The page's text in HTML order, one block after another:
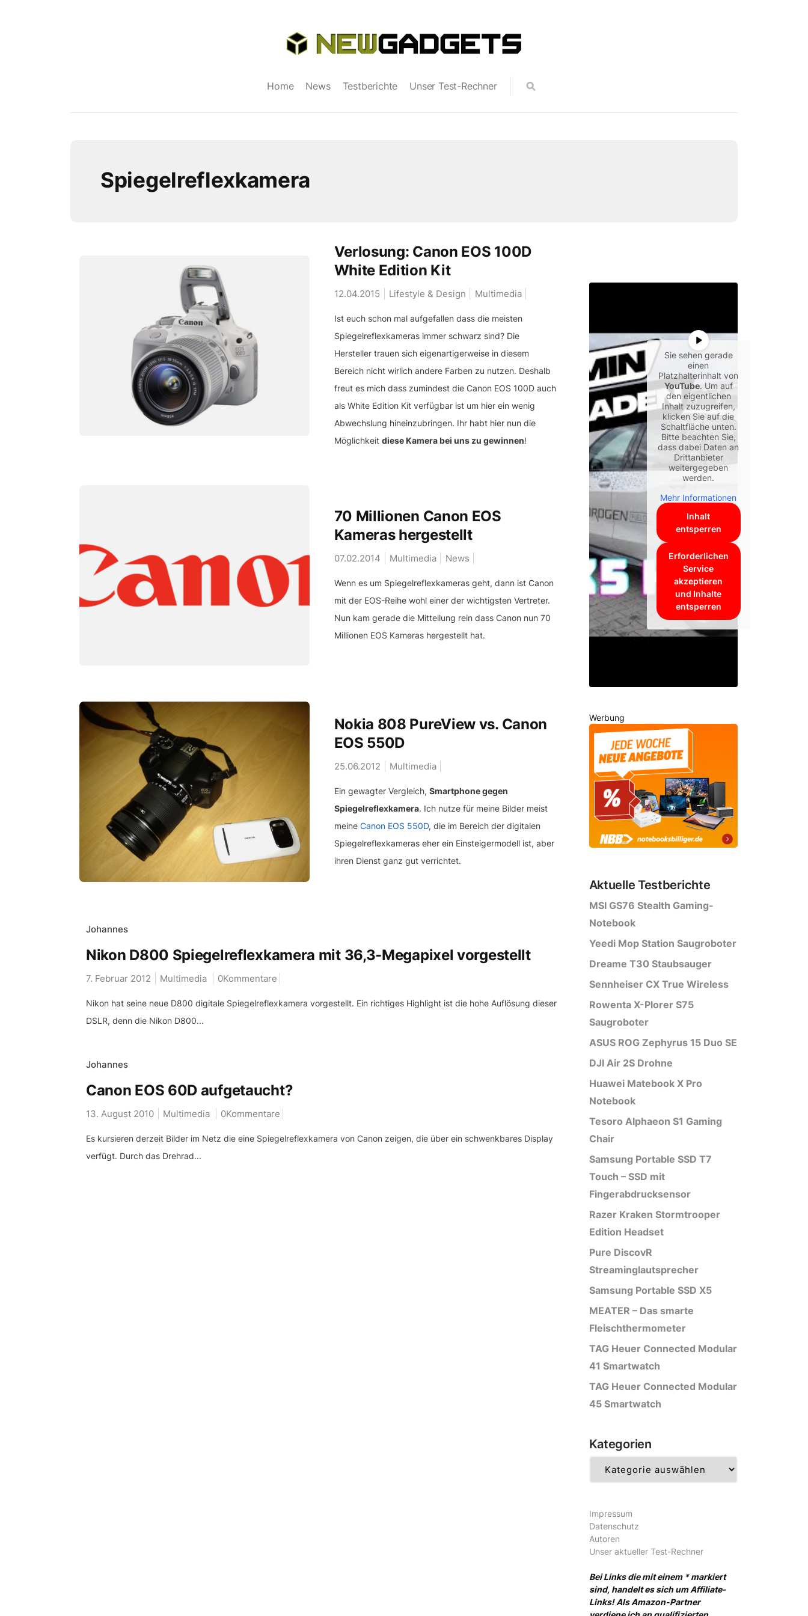
Home News Testberichte Unser Test-Rechner
Spiegelreflexkamera
Verlosung: Canon EOS 100D
White Edition Kit
12.04.2015 Lifestyle & Design Multimedia
Ist euch schon mal aufgefallen dass die meisten
Spiegelreflexkameras immer schwarz sind? Die
Hersteller trauen sich eigenartigerweise in diesem
Bereich nicht wirlich andere Farben zu nutzen. Deshalb
freut es mich dass zumindest die Canon EOS 100D auch
als White Edition Kit verfügbar ist um hier ein wenig
Abwechslung hineinzubringen. Ihr habt hier nun die
Möglichkeit diese Kamera bei uns zu gewinnen!
70 Millionen Canon EOS
Kameras hergestellt
07.02.2014 Multimedia News
Wenn es um Spiegelreflexkameras geht, dann ist Canon
mit der EOS-Reihe wohl einer der wichtigsten Vertreter.
Nun kam gerade die Mitteilung rein dass Canon nun 70
Millionen EOS Kameras hergestellt hat.
Nokia 808 PureView vs. Canon
EOS 550D
25.06.2012 Multimedia
Ein gewagter Vergleich, Smartphone gegen
Spiegelreflexkamera. Ich nutze für meine Bilder meist
meine Canon EOS 550D, die im Bereich der digitalen
Spiegelreflexkameras eher ein Einsteigermodell ist, aber
ihren Dienst ganz gut verrichtet.
Johannes
Nikon D800 Spiegelreflexkamera mit 36,3-Megapixel vorgestellt
7. Februar 2012 Multimedia 0Kommentare
Nikon hat seine neue D800 digitale Spiegelreflexkamera vorgestellt. Ein richtiges Highlight ist die hohe Auflösung dieser
DSLR, denn die Nikon D800...
Johannes
Canon EOS 60D aufgetaucht?
13. August 2010 Multimedia 0Kommentare
Es kursieren derzeit Bilder im Netz die eine Spiegelreflexkamera von Canon zeigen, die über ein schwenkbares Display
verfügt. Durch das Drehrad...
Sie sehen gerade
einen
Platzhalterinhalt von
YouTube. Um auf
den eigentlichen
Inhalt zuzugreifen,
klicken Sie auf die
Schaltfläche unten.
Bitte beachten Sie,
dass dabei Daten an
Drittanbieter
weitergegeben
werden.
Mehr Informationen
Inhalt
entsperren
Erforderlichen
Service
akzeptieren
und Inhalte
entsperren
Werbung
Aktuelle Testberichte
MSI GS76 Stealth Gaming-
Notebook
Yeedi Mop Station Saugroboter
Dreame T30 Staubsauger
Sennheiser CX True Wireless
Rowenta X-Plorer S75
Saugroboter
ASUS ROG Zephyrus 15 Duo SE
DJI Air 2S Drohne
Huawei Matebook X Pro
Notebook
Tesoro Alphaeon S1 Gaming
Chair
Samsung Portable SSD T7
Touch – SSD mit
Fingerabdrucksensor
Razer Kraken Stormtrooper
Edition Headset
Pure DiscovR
Streaminglautsprecher
Samsung Portable SSD X5
MEATER – Das smarte
Fleischthermometer
TAG Heuer Connected Modular
41 Smartwatch
TAG Heuer Connected Modular
45 Smartwatch
Kategorien
Impressum
Datenschutz
Autoren
Unser aktueller Test-Rechner
Bei Links die mit einem * markiert
sind, handelt es sich um Affiliate-
Links! Als Amazon-Partner